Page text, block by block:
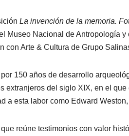
La invención de la memoria.
Museo Nacional de Antropología
con Arte & Cultura de Grupo
150 años de desarrollo
extranjeros del siglo XIX, en el
a esta labor como Edward
reúne testimonios con valor